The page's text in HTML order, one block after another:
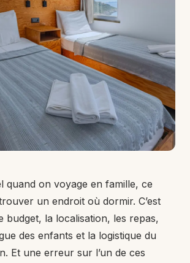
quand on voyage en famille, ce
un endroit où dormir. C’est
budget, la localisation, les repas,
des enfants et la logistique du
Et une erreur sur l’un de ces